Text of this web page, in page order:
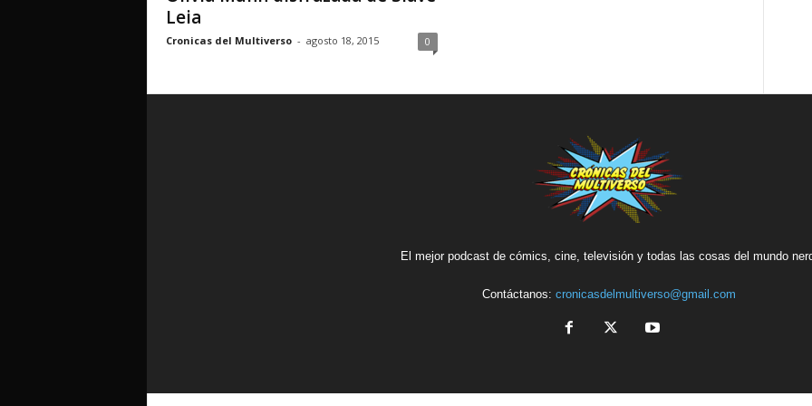
Leia
Cronicas del Multiverso - agosto 18, 2015 0
El mejor podcast de cómics, cine, televisión y todas las cosas del mundo
Contáctanos: cronicasdelmultiverso@gmail.com